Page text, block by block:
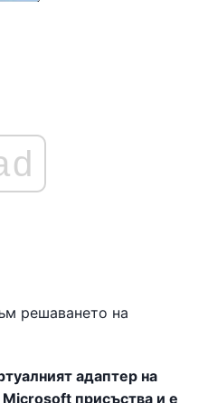
решаването на
адаптер на
присъства и е